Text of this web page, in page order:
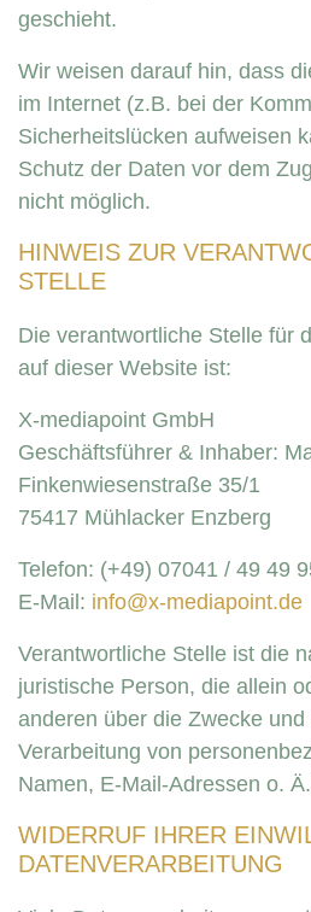
geschieht.
Wir weisen darauf hin, dass
im Internet (z.B. bei der
Sicherheitslücken aufweisen
Schutz der Daten vor dem
nicht möglich.
HINWEIS ZUR
STELLE
Die verantwortliche Stelle für
auf dieser Website ist:
X-mediapoint GmbH
Geschäftsführer & Inhaber:
Finkenwiesenstraße 35/1
75417 Mühlacker Enzberg
Telefon: (+49) 07041 / 49 49
E-Mail: info@x-mediapoint.de
Verantwortliche Stelle ist die
juristische Person, die allein
anderen über die Zwecke und
Verarbeitung von
Namen, E-Mail-Adressen o.
WIDERRUF IHRER
DATENVERARBEITUNG